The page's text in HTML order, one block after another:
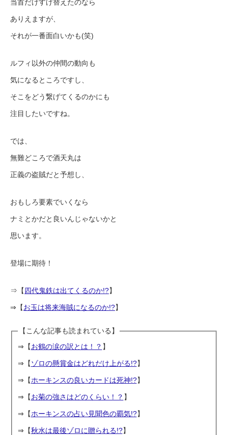
当首だけすげ替えたのなら
ありえますが、
それが一番面白いかも(笑)
ルフィ以外の仲間の動向も
気になるところですし、
そこをどう繋げてくるのかにも
注目したいですね。
では、
無難どころで酒天丸は
正義の盗賊だと予想し、
おもしろ要素でいくなら
ナミとかだと良いんじゃないかと
思います。
登場に期待！
⇒【四代鬼鉄は出てくるのか!?】
⇒【お玉は将来海賊になるのか!?】
【こんな記事も読まれている】
⇒【お鶴の涙の訳とは！？ 】
⇒【ゾロの懸賞金はどれだけ上がる!?】
⇒【ホーキンスの良いカードは死神!?】
⇒【お菊の強さはどのくらい！？ 】
⇒【ホーキンスの占い見聞色の覇気!?】
⇒【秋水は最後ゾロに贈られる!?】